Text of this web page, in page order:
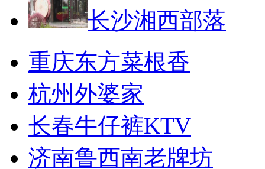
长沙湘西部落
重庆东方菜根香
杭州外婆家
长春牛仔裤KTV
济南鲁西南老牌坊